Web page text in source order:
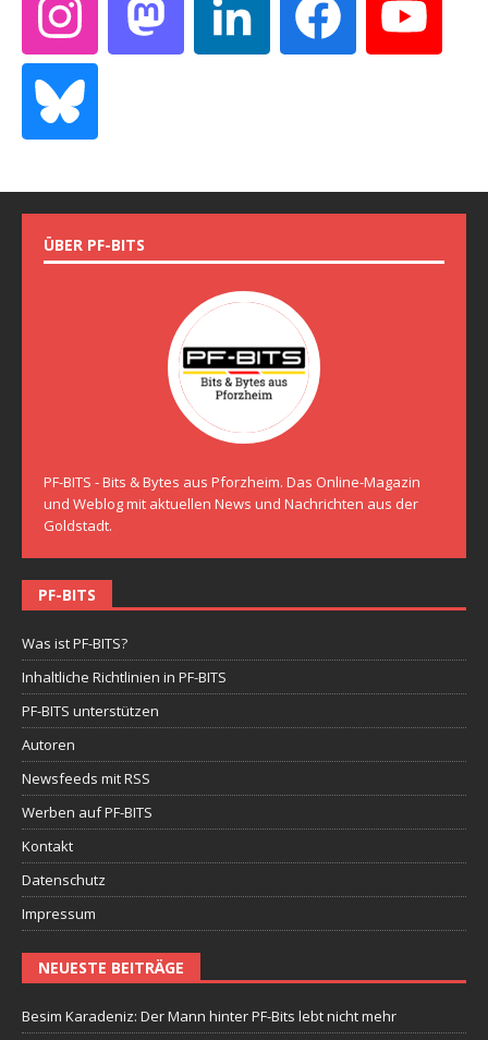
ÜBER PF-BITS
PF-BITS - Bits & Bytes aus Pforzheim. Das Online-Magazin
und Weblog mit aktuellen News und Nachrichten aus der
Goldstadt.
PF-BITS
Was ist PF-BITS?
Inhaltliche Richtlinien in PF-BITS
PF-BITS unterstützen
Autoren
Newsfeeds mit RSS
Werben auf PF-BITS
Kontakt
Datenschutz
Impressum
NEUESTE BEITRÄGE
Besim Karadeniz: Der Mann hinter PF-Bits lebt nicht mehr